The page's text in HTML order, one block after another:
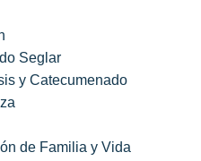
Seglar
y Catecumenado
de Familia y Vida